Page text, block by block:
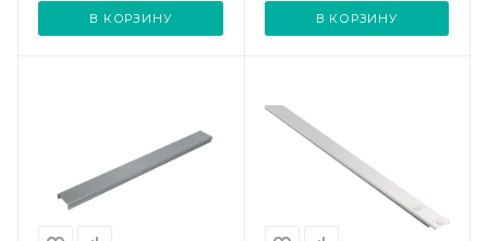
В КОРЗИНУ В КОРЗИНУ